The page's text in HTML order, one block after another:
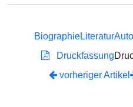
BiographieLiteratur
Druckfassung
vorheriger Artikel